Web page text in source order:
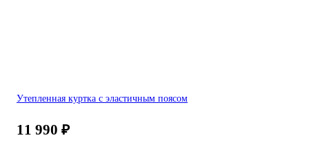
Утепленная куртка с эластичным поясом
11 990 ₽